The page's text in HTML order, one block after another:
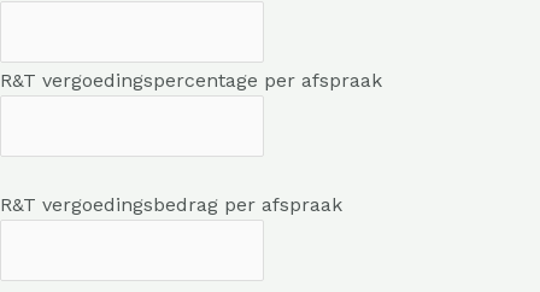
R&T vergoedingspercentage per afspraak
R&T vergoedingsbedrag per afspraak